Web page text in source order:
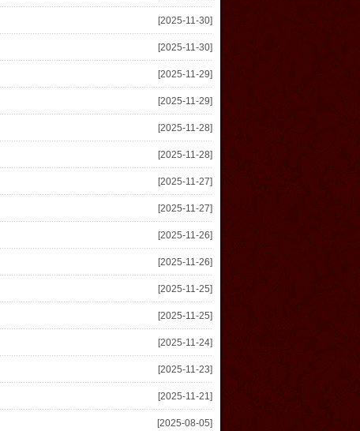
[2025-11-30]
[2025-11-30]
[2025-11-29]
[2025-11-29]
[2025-11-28]
[2025-11-28]
[2025-11-27]
[2025-11-27]
[2025-11-26]
[2025-11-26]
[2025-11-25]
[2025-11-25]
[2025-11-24]
[2025-11-23]
[2025-11-21]
[2025-08-05]